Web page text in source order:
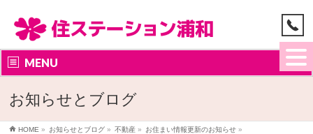
MENU
お知らせとブログ
HOME » お知らせとブログ » 不動産 » お住まい情報更新のお知らせ »